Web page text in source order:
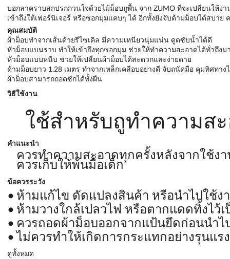
บอกลาคราบสกปรกกวนใจด้วยไม้ม็อบถูพื้น จาก ZUMO ที่จะเปลี่ยนให้
เข้าถึงใต้เฟอร์นิเจอร์ หรือซอกมุมแคบๆ ได้ อีกทั้งยังจับด้ามม็อบได้สบาย
คุณสมบัติ
ผ้าม็อบทำจากเส้นด้ายรีไซเคิล มีความเหนียวนุ่มแน่น ดูดซับน้ำได้ดี
หัวม็อบแบนราบ ทำให้เข้าถึงทุกซอกมุม ช่วยให้ทำความสะอาดได้ทั่วถึงม
หัวม็อบแบบหนีบ ช่วยให้เปลี่ยนผ้าม็อบได้สะดวกและง่ายดาย
ด้ามม็อบยาว 1.28 เมตร ทำจากเหล็กเคลือบอย่างดี จับถนัดมือ คุมทิศทาง
ผ้าม็อบสามารถถอดซักได้ทั้งผืน
วิธีใช้งาน
ใช้สำหรับถูทำความส
คำแนะนำ
ควรทำความสะอาดทุกครั้งหลังจากใช้งา
ควรเก็บให้พ้นมือเด็ก
ข้อควรระวัง
ห้ามแก้ไข ดัดแปลงสินค้า หรือนำไปใช้ง
ห้ามวางใกล้เปลวไฟ หรือตากแดดทิ้งไว้เ
ควรถอดผ้าม็อบออกจากแป้นยึดก่อนนำไ
ไม่ควรทำให้เกิดการกระแทกอย่างรุนแ
ดูทั้งหมด